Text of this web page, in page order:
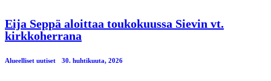
Eija Seppä aloittaa toukokuussa Sievin vt.
kirkkoherrana
Alueelliset uutiset 30. huhtikuuta, 2026